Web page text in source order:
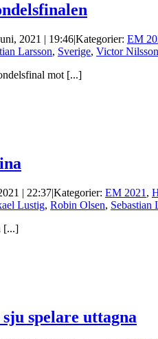
2021 | 19:46|Kategorier: EM
Larsson, Sverige, Victor
mot [...]
| 22:37|Kategorier: EM 2021 ,
Lustig, Robin Olsen, Sebastian
[...]
spelare uttagna